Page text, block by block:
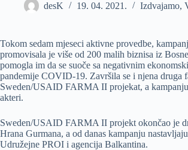
desK 19. 04. 2021. Izdvajamo,
Tokom sedam mjeseci aktivne provedbe,
promovisala je više od 200 malih biznisa iz
pomogla im da se suoče sa negativnim
pandemije COVID-19. Završila se i njena druga
Sweden/USAID FARMA II projekat, a
akteri.
Sweden/USAID FARMA II projekt okončao je
Hrana Gurmana, a od danas kampanju
Udružejne PROI i agencija Balkantina.